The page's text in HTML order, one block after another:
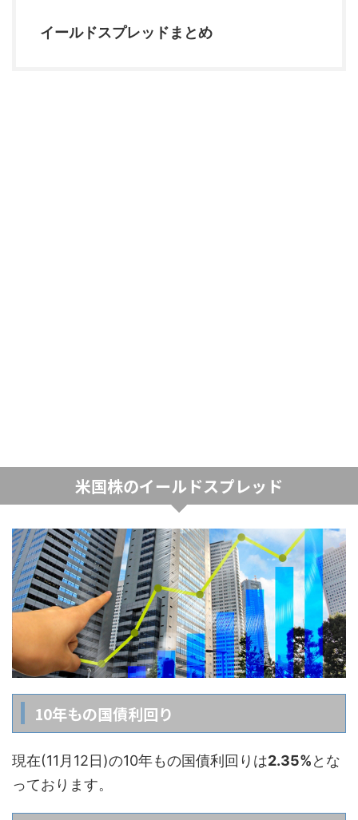
イールドスプレッドまとめ
米国株のイールドスプレッド
10年もの国債利回り
現在(11月12日)の10年もの国債利回りは2.35%とな
っております。